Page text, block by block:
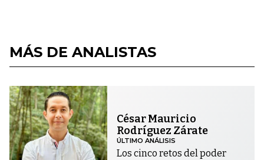
MÁS DE ANALISTAS
César Mauricio
Rodríguez Zárate
ÚLTIMO ANÁLISIS
Los cinco retos del poder